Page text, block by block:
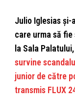
Julio Iglesias
care urma să
la Sala
survine
junior de către
transmis FLUX